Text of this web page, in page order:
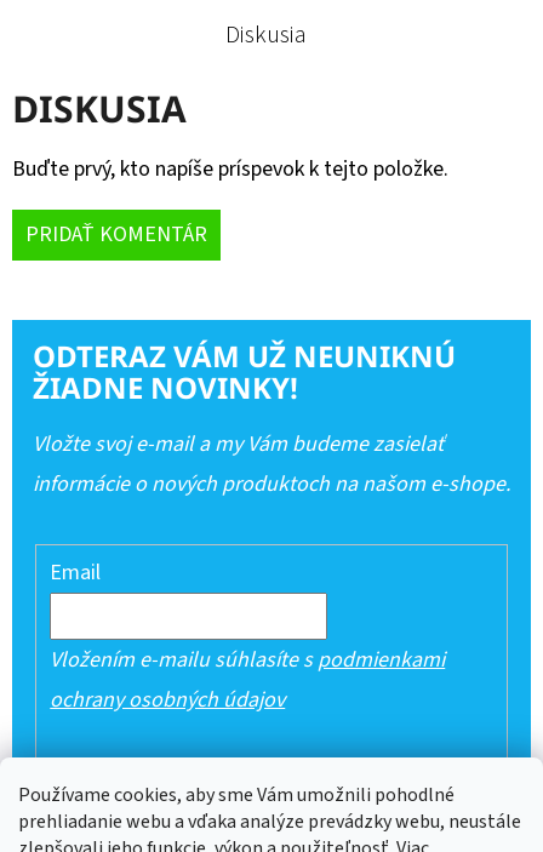
Používame cookies, aby sme Vám umožnili pohodlné
prehliadanie webu a vďaka analýze prevádzky webu, neustále
Diskusia
DISKUSIA
Buďte prvý, kto napíše príspevok k tejto položke.
PRIDAŤ KOMENTÁR
ODTERAZ VÁM UŽ NEUNIKNÚ
ŽIADNE NOVINKY!
Vložte svoj e-mail a my Vám budeme zasielať
informácie o nových produktoch na našom e-shope.
Email
Vložením e-mailu súhlasíte spodmienkami
ochrany osobných údajov
PRIHLÁSIŤ SA